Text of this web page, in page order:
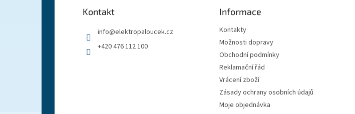
Kontakt
info@elektropaloucek.cz
+420 476 112 100
Informace
Kontakty
Možnosti dopravy
Obchodní podmínky
Reklamační řád
Vrácení zboží
Zásady ochrany osobních údajů
Moje objednávka